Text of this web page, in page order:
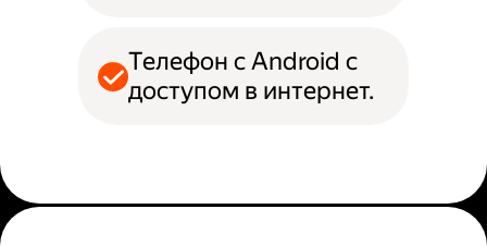
Телефон с Android с
доступом в интернет.